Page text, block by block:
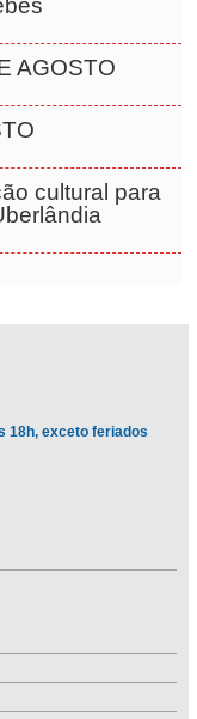
AGOSTO
cultural para
18h, exceto feriados